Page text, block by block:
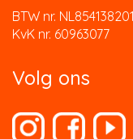
BTW nr.
KvK nr. 60963077
Volg ons